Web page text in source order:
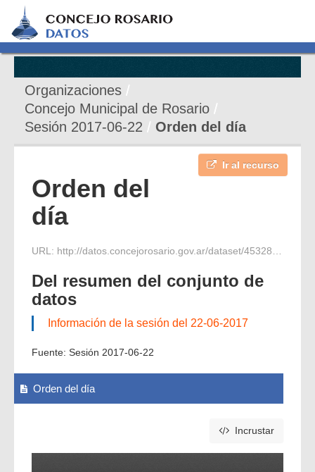
Organizaciones
Concejo Municipal de Rosario
Sesión 2017-06-22
Orden del día
Ir al recurso
Orden del
día
URL: http://datos.concejorosario.gov.ar/dataset/45328e17-a137-46eb-90d5-ded2b0f06870/resource/117eba9e-b9bb-422c-b863-2ba7e770b062/download/orden-del-dia-14-sesion-22-06-17.pdf
Del resumen del conjunto de
datos
Información de la sesión del 22-06-2017
Fuente: Sesión 2017-06-22
Orden del día
Incrustar